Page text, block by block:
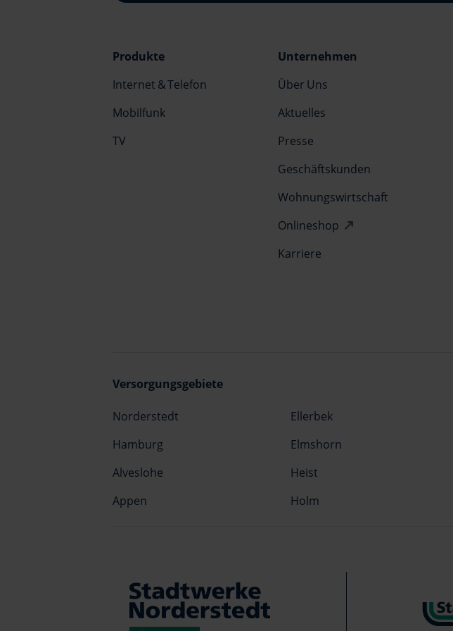
Produkte
Internet & Telefon
Mobilfunk
TV
Unternehmen
Über Uns
Aktuelles
Presse
Geschäftskunden
Wohnungswirtschaft
Onlineshop
Karriere
Versorgungsgebiete
Norderstedt
Hamburg
Alveslohe
Appen
Ellerbek
Elmshorn
Heist
Holm